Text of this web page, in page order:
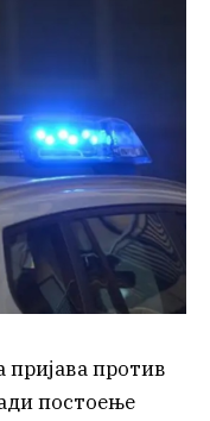
против
постоење